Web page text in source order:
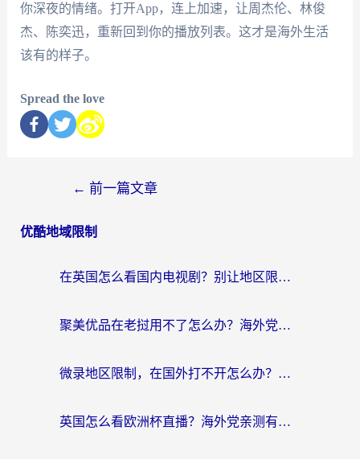
你深夜的情绪。打开App，连上加速，让周杰伦、林俊
杰、陈奕迅，重新回到你的播放列表。这才是海外生活
该有的样子。
Spread the love
← 前一篇文章
优酷地域限制
在英国怎么看国内电视剧？别让地区限制断了你的追剧节奏
聚美优品在老挝用不了怎么办？海外党必看的回国加速全攻略
微录地区限制，在国外打不开怎么办？海外党亲测有效的解决指南
英国怎么看欧洲杯直播？海外党亲测有效的回国加速解决方案